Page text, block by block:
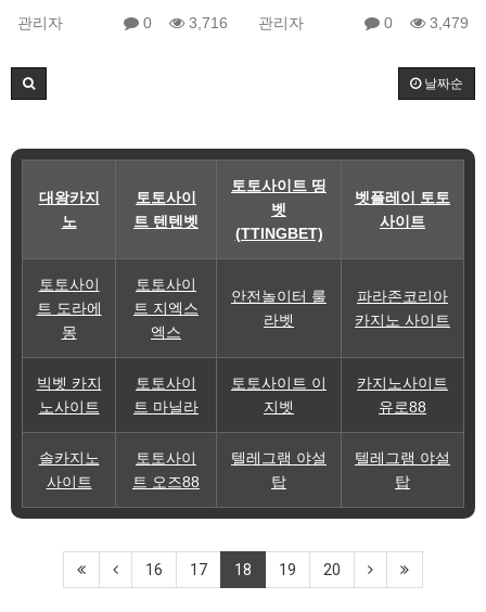
관리자 0 3,716 관리자 0 3,479
날짜순
대왕카지
노
토토사이
트 텐텐벳
토토사이트 띵
벳
(TTINGBET)
벳플레이 토토
사이트
토토사이
트 도라에
몽
토토사이
트 지엑스
엑스
안전놀이터 룰
라벳
파라존코리아
카지노 사이트
빅벳 카지
노사이트
토토사이
트 마닐라
토토사이트 이
지벳
카지노사이트
유로88
솔카지노
사이트
토토사이
트 오즈88
텔레그램 야설
탑
텔레그램 야설
탑
16 17 18 19 20